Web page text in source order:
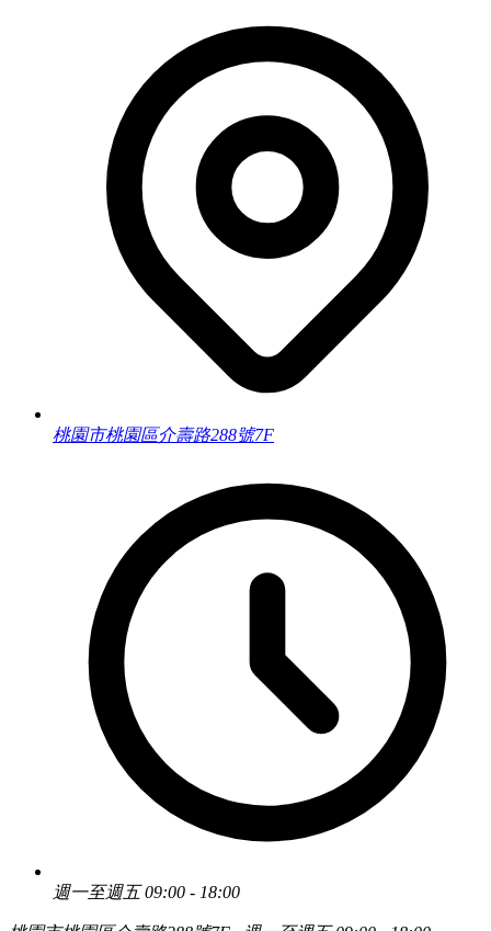
桃園市桃園區介壽路288號7F
週一至週五 09:00 - 18:00